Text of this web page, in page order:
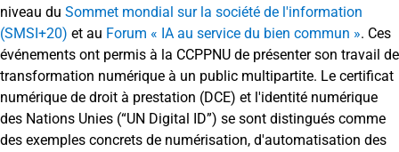
niveau du Sommet mondial sur la société de l'information
(SMSI+20) et au Forum « IA au service du bien commun ». Ces
événements ont permis à la CCPPNU de présenter son travail de
transformation numérique à un public multipartite. Le certificat
numérique de droit à prestation (DCE) et l'identité numérique
des Nations Unies (“UN Digital ID”) se sont distingués comme
des exemples concrets de numérisation, d'automatisation des